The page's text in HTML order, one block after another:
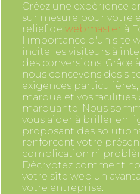
Créez une expérience
sur mesure pour votre
relief de webmaster à
l'importance d'un site
incite les visiteurs à
des conversions. Grâce
nous concevons des
exigences
marque et vos facilities
marquante. Nous
vous aider à briller en
proposant des
renforcent votre
complication ni
Décryptez comment
votre site web un
votre entreprise.